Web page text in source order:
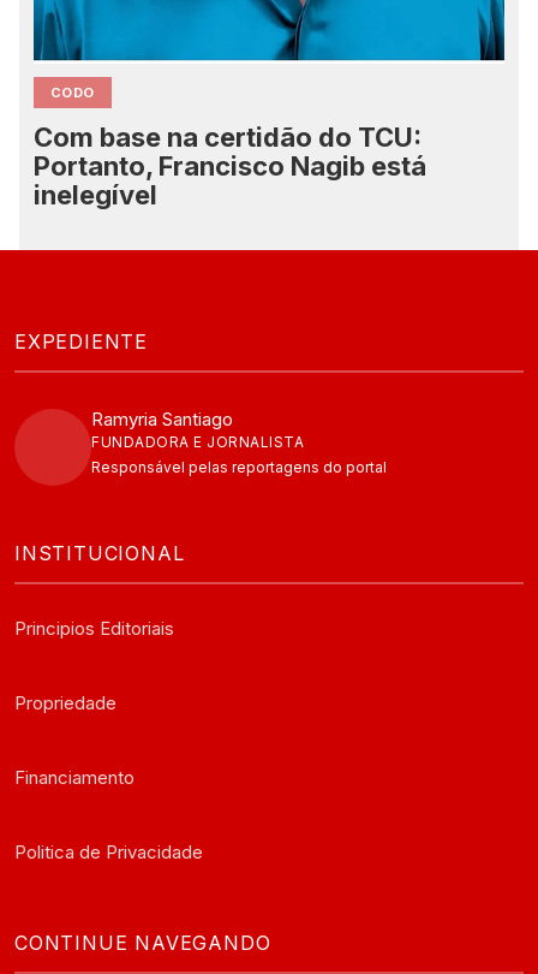
CODO
Com base na certidão do TCU:
Portanto, Francisco Nagib está
inelegível
EXPEDIENTE
Ramyria Santiago
FUNDADORA E JORNALISTA
Responsável pelas reportagens do portal
INSTITUCIONAL
Principios Editoriais
Propriedade
Financiamento
Politica de Privacidade
CONTINUE NAVEGANDO